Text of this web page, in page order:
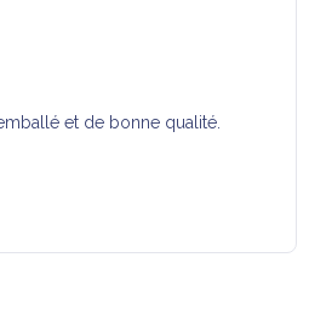
et de bonne qualité.